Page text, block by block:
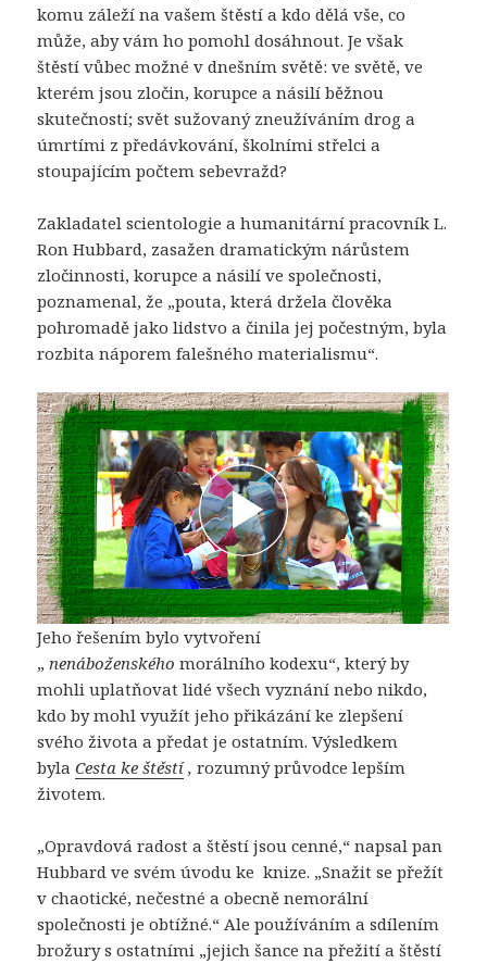
komu záleží na vašem štěstí a kdo dělá vše, co
může, aby vám ho pomohl dosáhnout. Je však
štěstí vůbec možné v dnešním světě: ve světě, ve
kterém jsou zločin, korupce a násilí běžnou
skutečností; svět sužovaný zneužíváním drog a
úmrtími z předávkování, školními střelci a
stoupajícím počtem sebevražd?
Zakladatel scientologie a humanitární pracovník L.
Ron Hubbard, zasažen dramatickým nárůstem
zločinnosti, korupce a násilí ve společnosti,
poznamenal, že „pouta, která držela člověka
pohromadě jako lidstvo a činila jej počestným, byla
rozbita náporem falešného materialismu“.
Jeho řešením bylo vytvoření
„nenáboženského morálního kodexu“, který by
mohli uplatňovat lidé všech vyznání nebo nikdo,
kdo by mohl využít jeho přikázání ke zlepšení
svého života a předat je ostatním. Výsledkem
bylaCesta ke štěstí, rozumný průvodce lepším
životem.
„Opravdová radost a štěstí jsou cenné,“ napsal pan
Hubbard ve svém úvodu ke knize. „Snažit se přežít
v chaotické, nečestné a obecně nemorální
společnosti je obtížné.“ Ale používáním a sdílením
brožury s ostatními „jejich šance na přežití a štěstí